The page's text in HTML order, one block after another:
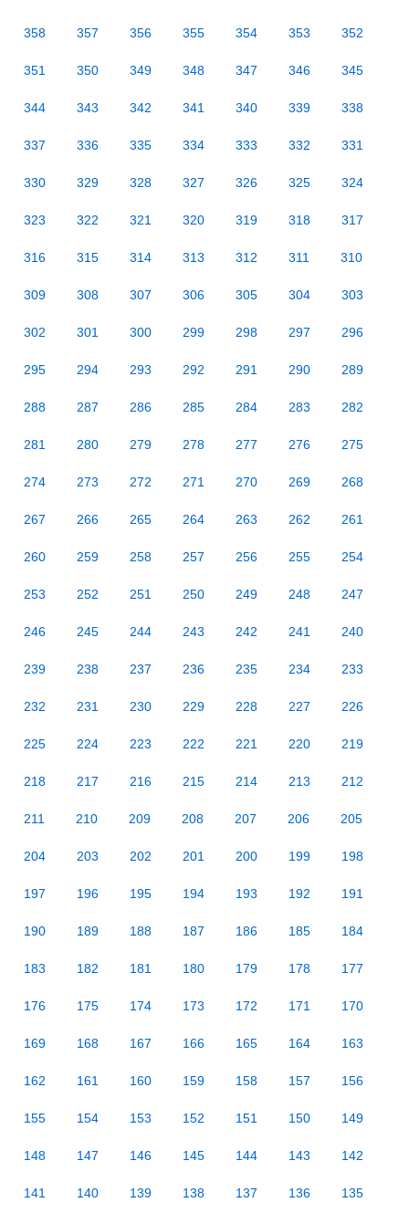
358 357 356 355 354 353 352
351 350 349 348 347 346 345
344 343 342 341 340 339 338
337 336 335 334 333 332 331
330 329 328 327 326 325 324
323 322 321 320 319 318 317
316 315 314 313 312 311 310
309 308 307 306 305 304 303
302 301 300 299 298 297 296
295 294 293 292 291 290 289
288 287 286 285 284 283 282
281 280 279 278 277 276 275
274 273 272 271 270 269 268
267 266 265 264 263 262 261
260 259 258 257 256 255 254
253 252 251 250 249 248 247
246 245 244 243 242 241 240
239 238 237 236 235 234 233
232 231 230 229 228 227 226
225 224 223 222 221 220 219
218 217 216 215 214 213 212
211 210 209 208 207 206 205
204 203 202 201 200 199 198
197 196 195 194 193 192 191
190 189 188 187 186 185 184
183 182 181 180 179 178 177
176 175 174 173 172 171 170
169 168 167 166 165 164 163
162 161 160 159 158 157 156
155 154 153 152 151 150 149
148 147 146 145 144 143 142
141 140 139 138 137 136 135